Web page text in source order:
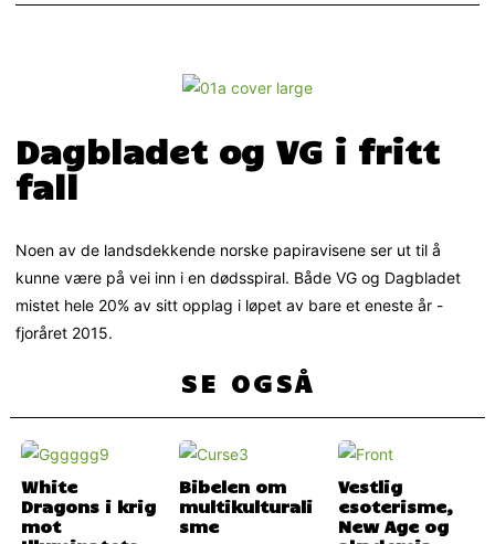
Dagbladet og VG i fritt
fall
Noen av de landsdekkende norske papiravisene ser ut til å
kunne være på vei inn i en dødsspiral. Både VG og Dagbladet
mistet hele 20% av sitt opplag i løpet av bare et eneste år -
fjoråret 2015.
SE OGSÅ
White
Dragons i krig
mot
Bibelen om
multikulturali
sme
Vestlig
esoterisme,
New Age og